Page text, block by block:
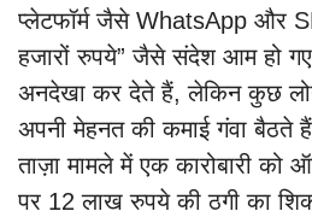
प्लेटफॉर्म जैसे WhatsApp और
हजारों रुपये” जैसे संदेश आम हो
अनदेखा कर देते हैं, लेकिन कुछ
अपनी मेहनत की कमाई गंवा
ताज़ा मामले में एक कारोबारी को
पर 12 लाख रुपये की ठगी का